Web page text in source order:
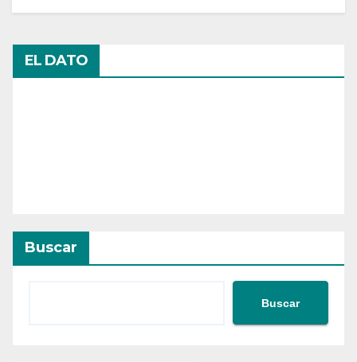
EL DATO
Buscar
Buscar